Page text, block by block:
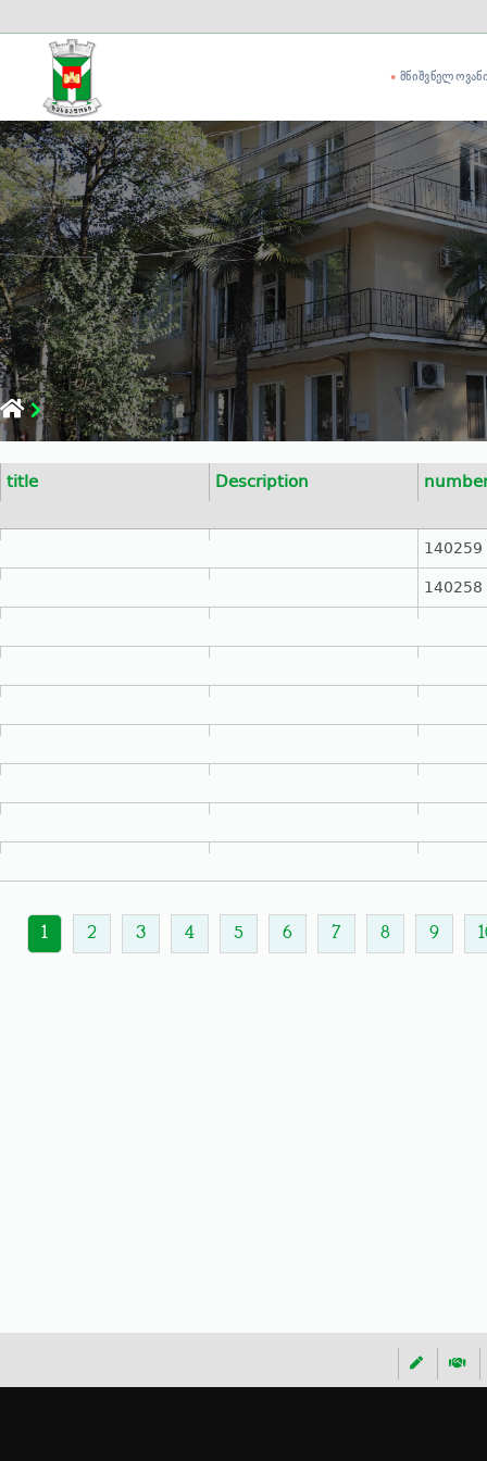
title Description
140259
140258
1 2 3 4 5 6 7 8 9